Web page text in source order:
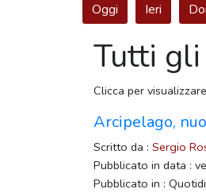
Oggi Ieri
Tutti
Clicca per
Arcipelago,
Scritto da : Sergio
Pubblicato in data :
Pubblicato in :